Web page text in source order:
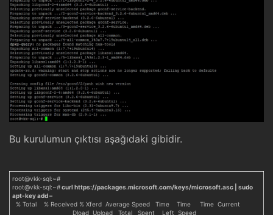
Bu kurulumun çıktısı aşağıdaki gibidir.
root@vkk-sql:~#
root@vkk-sql:~#curl https://packages.microsoft.com/keys/microsoft.asc | sudo
apt-key add –
% Total % Received % Xferd Average Speed Time Time Time Current
Dload Upload Total Spent Left Speed